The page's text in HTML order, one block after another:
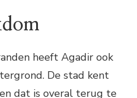
heeft Agadir ook
De stad kent
dat is overal terug te